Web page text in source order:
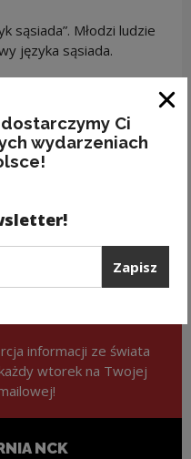
sąsiada”. Młodzi ludzie
języka sąsiada.
informacji ze świata
wtorek na Twojej
NCK
Ci
wydarzeniach
Zapisz